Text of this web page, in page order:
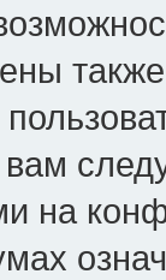
вам
на